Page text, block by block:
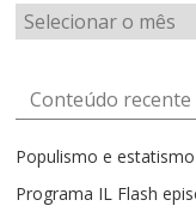
Artigos
por
Conteúdo recente
Populismo e estatismo
Programa IL Flash